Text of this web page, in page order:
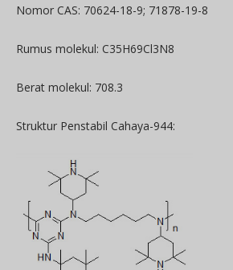
Nomor CAS: 70624-18-9; 71878-19-8
Rumus molekul: C35H69Cl3N8
Berat molekul: 708.3
Struktur Penstabil Cahaya-944: